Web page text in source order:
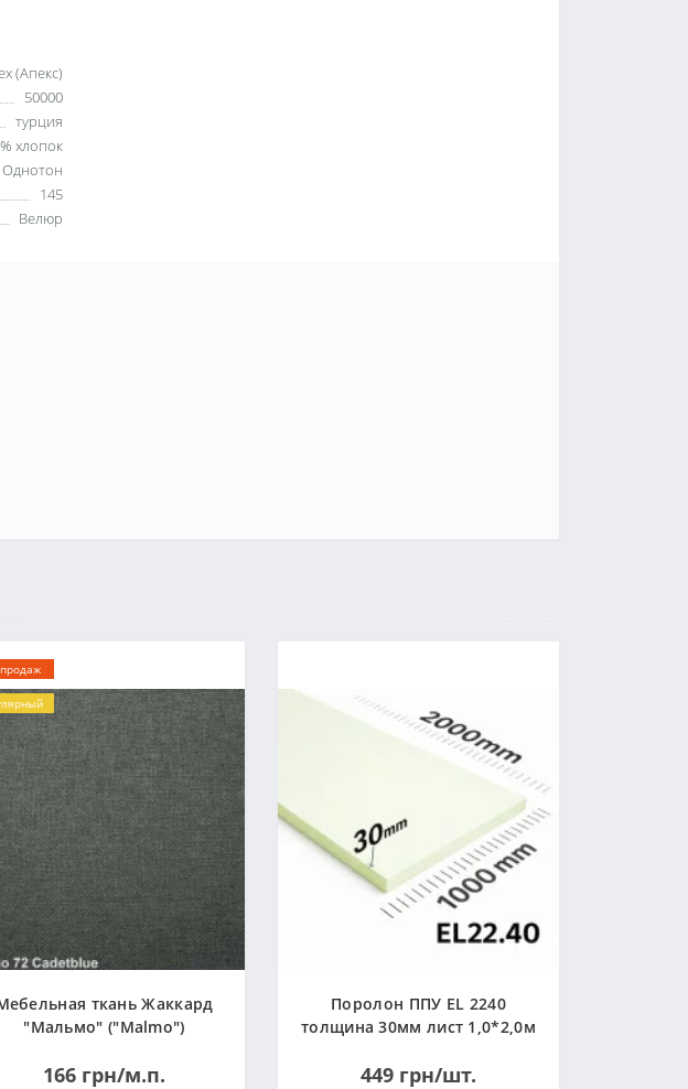
(Апекс)
50000
турция
хлопок
Однотон
145
Велюр
ткань Жаккард
"Мальмо" ("Malmo")
166 грн/м.п.
Поролон ППУ EL 2240
толщина 30мм лист 1,0*2,0м
449 грн/шт.